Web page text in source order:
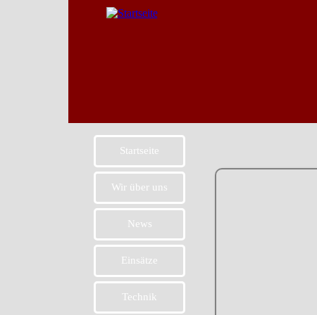
Startseite
Wir über uns
News
Einsätze
Technik